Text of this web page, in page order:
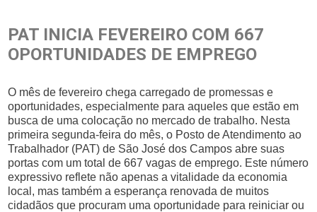
PAT INICIA FEVEREIRO COM 667
OPORTUNIDADES DE EMPREGO
O mês de fevereiro chega carregado de promessas e
oportunidades, especialmente para aqueles que estão em
busca de uma colocação no mercado de trabalho. Nesta
primeira segunda-feira do mês, o Posto de Atendimento ao
Trabalhador (PAT) de São José dos Campos abre suas
portas com um total de 667 vagas de emprego. Este número
expressivo reflete não apenas a vitalidade da economia
local, mas também a esperança renovada de muitos
cidadãos que procuram uma oportunidade para reiniciar ou